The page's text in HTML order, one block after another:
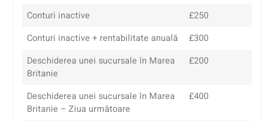
Conturi inactive
£250
Conturi inactive + rentabilitate anuală
£300
Deschiderea unei sucursale în Marea
Britanie
£200
Deschiderea unei sucursale în Marea
Britanie – Ziua următoare
£400